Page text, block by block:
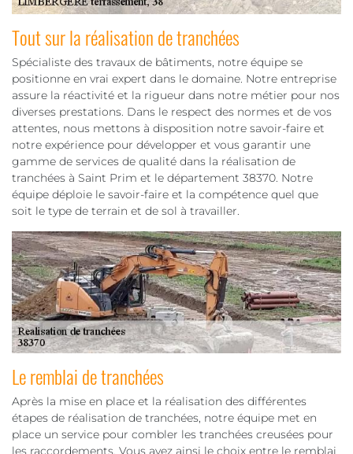
Tout sur la réalisation de tranchées
Spécialiste des travaux de bâtiments, notre équipe se
positionne en vrai expert dans le domaine. Notre entreprise
assure la réactivité et la rigueur dans notre métier pour nos
diverses prestations. Dans le respect des normes et de vos
attentes, nous mettons à disposition notre savoir-faire et
notre expérience pour développer et vous garantir une
gamme de services de qualité dans la réalisation de
tranchées à Saint Prim et le département 38370. Notre
équipe déploie le savoir-faire et la compétence quel que
soit le type de terrain et de sol à travailler.
Le remblai de tranchées
Après la mise en place et la réalisation des différentes
étapes de réalisation de tranchées, notre équipe met en
place un service pour combler les tranchées creusées pour
les raccordements. Vous avez ainsi le choix entre le remblai